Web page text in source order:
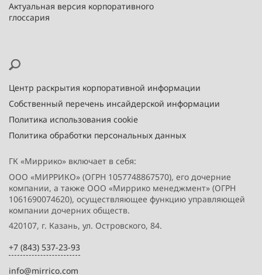
Актуальная версия корпоративного
глоссария
Центр раскрытия корпоративной информации
Собственный перечень инсайдерской информации
Политика использования cookie
Политика обработки персональных данных
ГК «Миррико» включает в себя:
ООО «МИРРИКО» (ОГРН 1057748867570), его дочерние
компании, а также ООО «Миррико менеджмент» (ОГРН
1061690074620), осуществляющее функцию управляющей
компании дочерних обществ.
420107, г. Казань, ул. Островского, 84.
+7 (843) 537-23-93
info@mirrico.com